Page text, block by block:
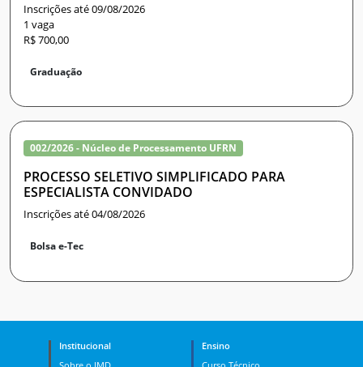
Inscrições até 09/08/2026
1 vaga
R$ 700,00
Graduação
002/2026 - Núcleo de Processamento UFRN
PROCESSO SELETIVO SIMPLIFICADO PARA
ESPECIALISTA CONVIDADO
Inscrições até 04/08/2026
Bolsa e-Tec
Institucional
Ensino